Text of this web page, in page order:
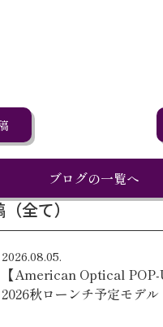
ブログの一覧へ
（全て）
2026.08.05.
【American Optical
2026秋ローンチ予定モデル